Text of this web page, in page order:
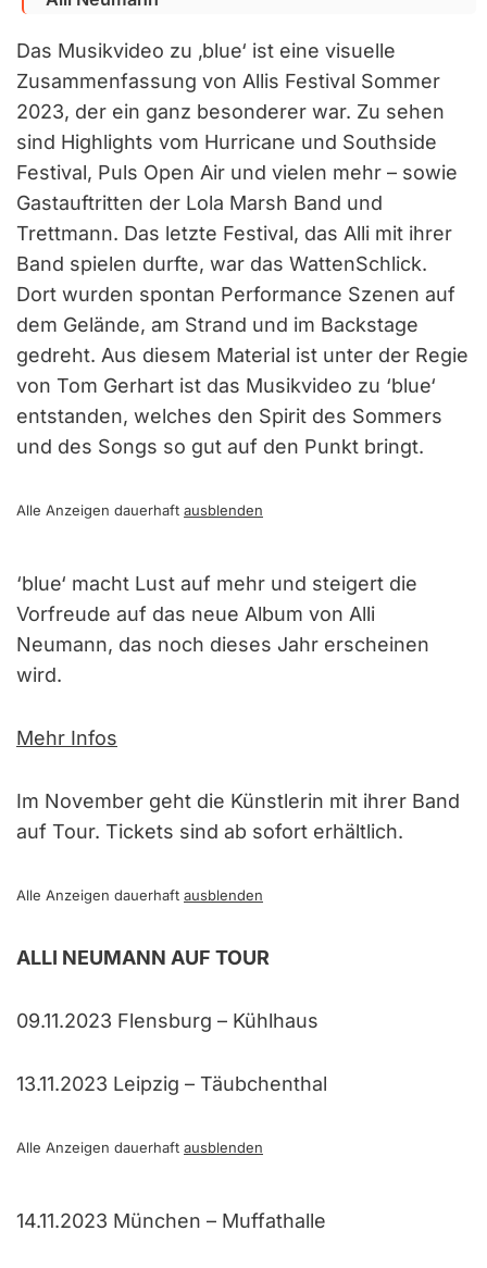
Das Musikvideo zu ‚blue‘ ist eine visuelle
Zusammenfassung von Allis Festival Sommer
2023, der ein ganz besonderer war. Zu sehen
sind Highlights vom Hurricane und Southside
Festival, Puls Open Air und vielen mehr – sowie
Gastauftritten der Lola Marsh Band und
Trettmann. Das letzte Festival, das Alli mit ihrer
Band spielen durfte, war das WattenSchlick.
Dort wurden spontan Performance Szenen auf
dem Gelände, am Strand und im Backstage
gedreht. Aus diesem Material ist unter der Regie
von Tom Gerhart ist das Musikvideo zu ‘blue‘
entstanden, welches den Spirit des Sommers
und des Songs so gut auf den Punkt bringt.
Alle Anzeigen dauerhaft ausblenden
‘blue‘ macht Lust auf mehr und steigert die
Vorfreude auf das neue Album von Alli
Neumann, das noch dieses Jahr erscheinen
wird.
Mehr Infos
Im November geht die Künstlerin mit ihrer Band
auf Tour. Tickets sind ab sofort erhältlich.
Alle Anzeigen dauerhaft ausblenden
ALLI NEUMANN AUF TOUR
09.11.2023 Flensburg – Kühlhaus
13.11.2023 Leipzig – Täubchenthal
Alle Anzeigen dauerhaft ausblenden
14.11.2023 München – Muffathalle